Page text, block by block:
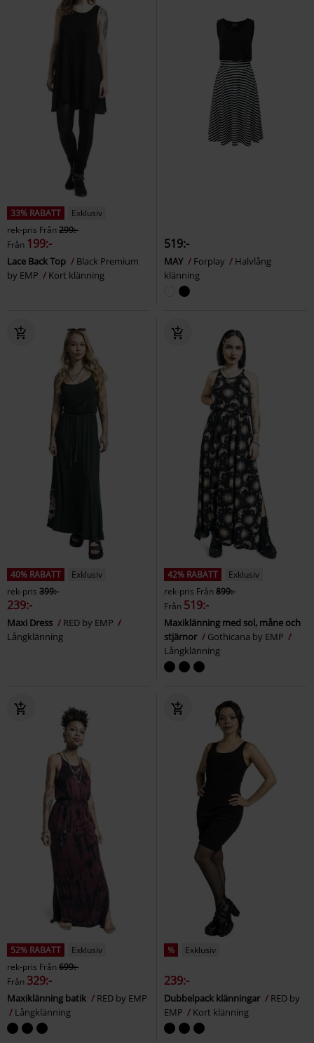
33% RABATT
Exklusiv
rek-pris Från299:-
Från 199:-
Lace Back Top
Black Premium
by EMP
Kort klänning
519:-
MAY Forplay
Halvlång
klänning
40% RABATT
Exklusiv
rek-pris 399:-
239:-
Maxi Dress
RED by EMP
Långklänning
42% RABATT
Exklusiv
rek-pris Från899:-
Från 519:-
Maxiklänning med sol, måne och
stjärnor
Gothicana by EMP
Långklänning
52% RABATT
Exklusiv
rek-pris Från699:-
Från 329:-
Maxiklänning batik
RED by EMP
Långklänning
% Exklusiv
239:-
Dubbelpack klänningar
RED by
EMP
Kort klänning